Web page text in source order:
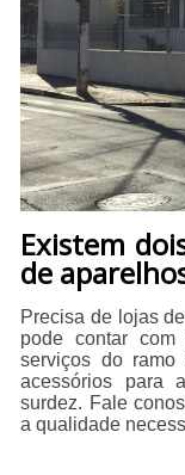
Existem
de
Precisa de lojas
pode contar
serviços do ramo
acessórios para
surdez. Fale
a qualidade